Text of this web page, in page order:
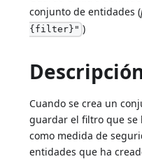
conjunto de entidades (
{filter}" )
Cuando se crea un
guardar el filtro que
como medida de
entidades que ha